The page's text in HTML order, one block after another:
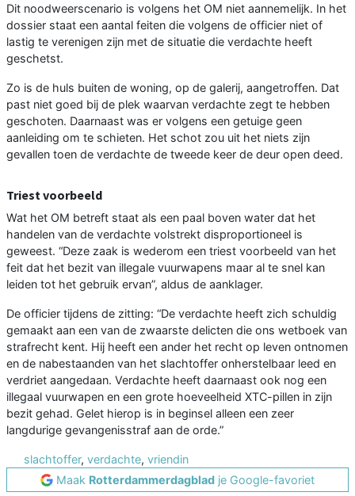
Dit noodweerscenario is volgens het OM niet aannemelijk. In het
dossier staat een aantal feiten die volgens de officier niet of
lastig te verenigen zijn met de situatie die verdachte heeft
geschetst.
Zo is de huls buiten de woning, op de galerij, aangetroffen. Dat
past niet goed bij de plek waarvan verdachte zegt te hebben
geschoten. Daarnaast was er volgens een getuige geen
aanleiding om te schieten. Het schot zou uit het niets zijn
gevallen toen de verdachte de tweede keer de deur open deed.
Triest voorbeeld
Wat het OM betreft staat als een paal boven water dat het
handelen van de verdachte volstrekt disproportioneel is
geweest. “Deze zaak is wederom een triest voorbeeld van het
feit dat het bezit van illegale vuurwapens maar al te snel kan
leiden tot het gebruik ervan”, aldus de aanklager.
De officier tijdens de zitting: “De verdachte heeft zich schuldig
gemaakt aan een van de zwaarste delicten die ons wetboek van
strafrecht kent. Hij heeft een ander het recht op leven ontnomen
en de nabestaanden van het slachtoffer onherstelbaar leed en
verdriet aangedaan. Verdachte heeft daarnaast ook nog een
illegaal vuurwapen en een grote hoeveelheid XTC-pillen in zijn
bezit gehad. Gelet hierop is in beginsel alleen een zeer
langdurige gevangenisstraf aan de orde.”
slachtoffer, verdachte, vriendin
Maak Rotterdammerdagblad je Google-favoriet